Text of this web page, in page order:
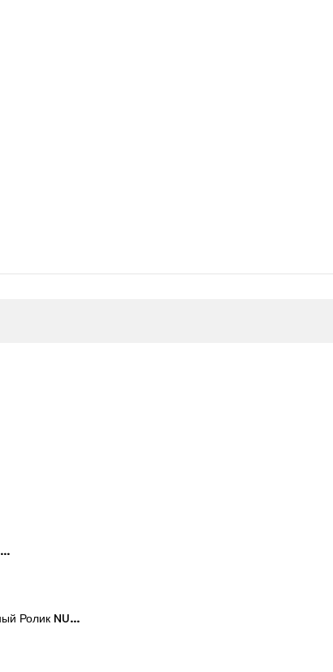
Опорный Ролик KRV35-PP TECHNIX
Опорный Ролик NUTR20 TECHNIX